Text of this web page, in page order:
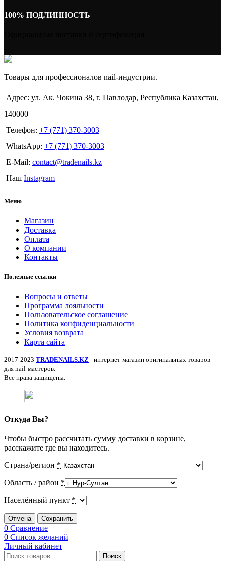
100% ПОДЛИННОСТЬ
Товары для профессионалов nail-индустрии.
Адрес: ул. Ак. Чокина 38, г. Павлодар, Республика Казахстан,
140000
Телефон: +7 (771) 370-3003
WhatsApp: +7 (771) 370-3003
E-Mail: contact@tradenails.kz
Наш Instagram
Меню
Магазин
Доставка
Оплата
О компании
Контакты
Полезные ссылки
Вопросы и ответы
Программа лояльности
Пользовательское соглашение
Политика конфиденциальности
Условия возврата
Карта сайта
2017-2023 TRADENAILS.KZ - интернет-магазин оригинальных товаров
для nail-мастеров.
Все права защищены.
Откуда Вы?
Чтобы быстро рассчитать сумму доставки в корзине,
расскажите где вы находитесь.
Страна/регион *
Область / район *
Населённый пункт *
Отмена Сохранить
0 Сравнение
0 Список желаний
Личный кабинет
Поиск